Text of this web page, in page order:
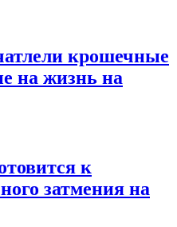
крошечные
на жизнь на
к
затмения на